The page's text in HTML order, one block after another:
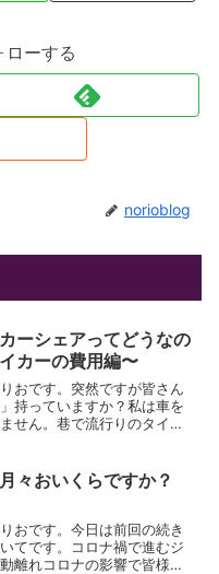
ーする
norioblog
ーシェアってどうなの
カーの費用編〜
おです。突然ですが皆さん
」持っていますか？私は車を
せん。巷で流行りのタイム
て頂きます。前編ではマイ
ることで掛か...
々おいくらですか？
おです。今日は前回の続き
てです。コロナ禍で進むジ
離れコロナの影響で皆様の